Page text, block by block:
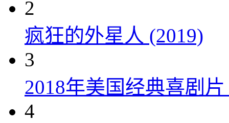
2
疯狂的外星人 (2019)
3
2018年美国经典喜剧
4